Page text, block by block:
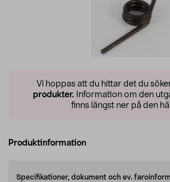
Vi hoppas att du hittar det du
produkter. Information om den
finns längst ner på den
Produktinformation
Specifikationer, dokument och ev.